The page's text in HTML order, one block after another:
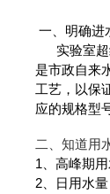
一、明确进
实验室超
是市政自来
工艺，以保
应的规格型
二、知道用
1、高峰期
2、日用水